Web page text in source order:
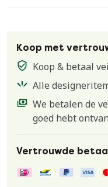
Koop met
Koop & betaal
Alle
We betalen de
goed hebt
Vertrouwde